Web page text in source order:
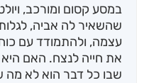
במסע קסום ומורכב,
שהשאיר לה אביה,
עצמה, ולהתמודד עם
את חייה לנצח. האם
שבו כל דבר הוא לא מה